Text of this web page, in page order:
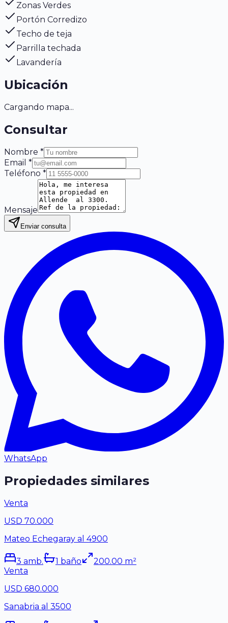
Zonas Verdes
Portón Corredizo
Techo de teja
Parrilla techada
Lavandería
Ubicación
Cargando mapa...
Consultar
Nombre *
Email *
Teléfono *
Mensaje
Enviar consulta
WhatsApp
Propiedades similares
Venta
USD 70.000
Mateo Echegaray al 4900
3 amb. 1 baño 200.00 m²
Venta
USD 680.000
Sanabria al 3500